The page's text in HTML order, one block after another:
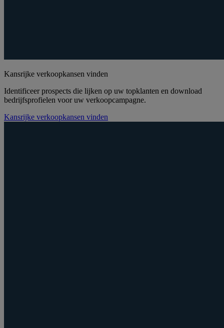
Kansrijke verkoopkansen vinden
Identificeer prospects die lijken op uw topklanten en download
bedrijfsprofielen voor uw verkoopcampagne.
Kansrijke verkoopkansen vinden